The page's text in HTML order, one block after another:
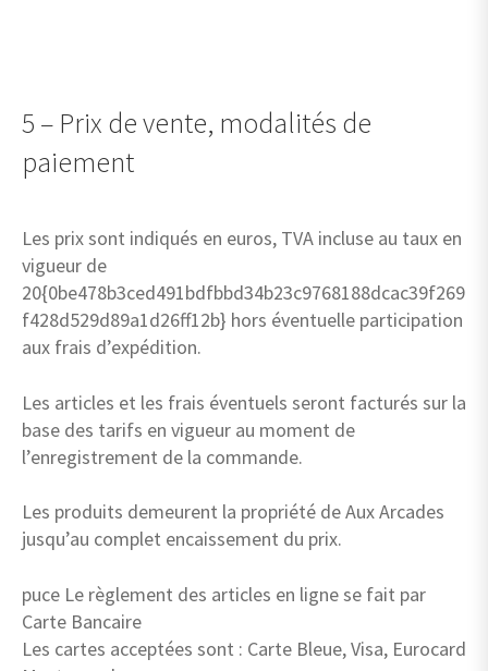
5 – Prix de vente, modalités de
paiement
Les prix sont indiqués en euros, TVA incluse au taux en
vigueur de
20{0be478b3ced491bdfbbd34b23c9768188dcac39f269
f428d529d89a1d26ff12b} hors éventuelle participation
aux frais d’expédition.
Les articles et les frais éventuels seront facturés sur la
base des tarifs en vigueur au moment de
l’enregistrement de la commande.
Les produits demeurent la propriété de Aux Arcades
jusqu’au complet encaissement du prix.
puce Le règlement des articles en ligne se fait par
Carte Bancaire
Les cartes acceptées sont : Carte Bleue, Visa, Eurocard